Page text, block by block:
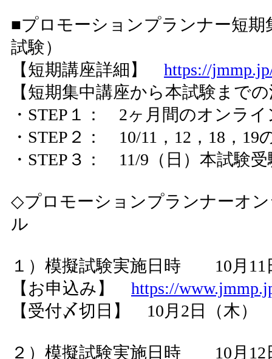
■プロモーションプランナー短期
試験）
【短期講座詳細】 https://
【短期集中講座から本試験まで
・STEP１： 2ヶ月間のオンライ
・STEP２： 10/11，12，18，
・STEP３： 11/9（日）本試験受
◇プロモーションプランナーオ
ル
１）模擬試験実施日時 10月11
【お申込み】 https://
【受付〆切日】 10月2日（木）
２）模擬試験実施日時 10月12